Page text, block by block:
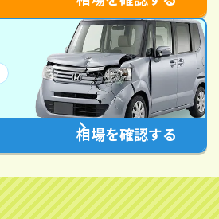
相場を確認する